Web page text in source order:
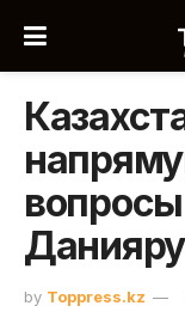
by Toppress.kz